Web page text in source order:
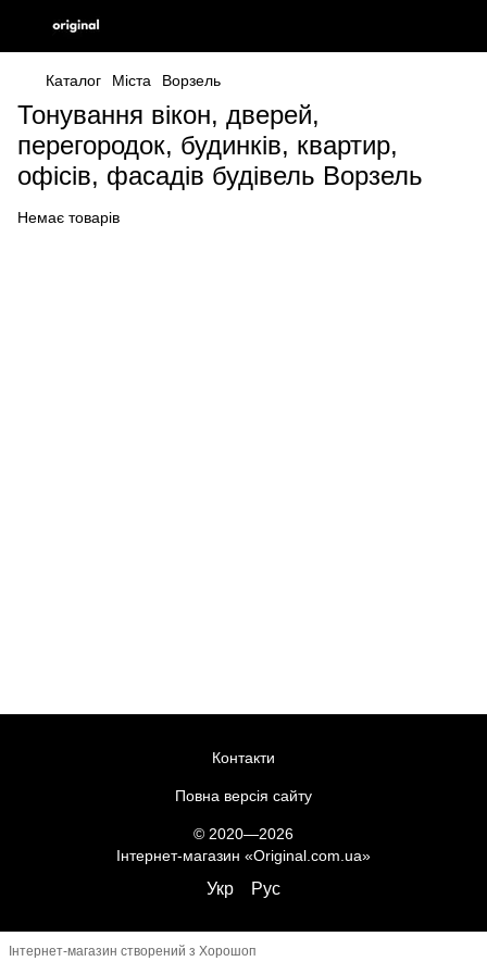
Каталог Міста Ворзель
Тонування вікон, дверей,
перегородок, будинків, квартир,
офісів, фасадів будівель Ворзель
Немає товарів
Контакти
Повна версія сайту
© 2020—2026
Інтернет-магазин «Original.com.ua»
Укр Рус
Інтернет-магазин створений з Хорошоп